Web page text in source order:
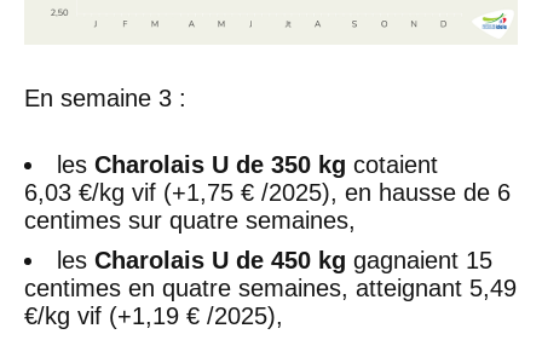
En semaine 3 :
les Charolais U de 350 kg cotaient
6,03 €/kg vif (+1,75 € /2025), en hausse de 6
centimes sur quatre semaines,
les Charolais U de 450 kg gagnaient 15
centimes en quatre semaines, atteignant 5,49
€/kg vif (+1,19 € /2025),